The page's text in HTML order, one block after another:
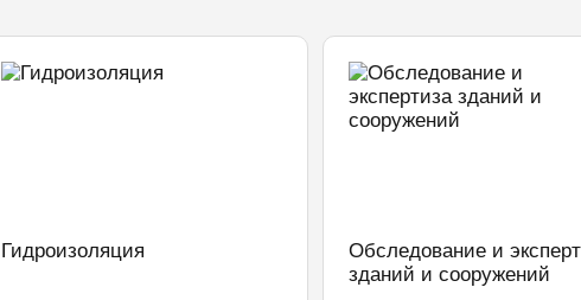
Гидроизоляция
Обследование и
зданий и сооружений